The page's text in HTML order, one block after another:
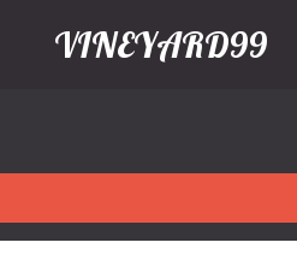
VINEYARD99